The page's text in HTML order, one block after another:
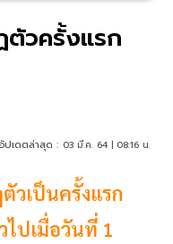
ตัวครั้งแรก
ปเดตล่าสุด : 03 มี.ค. 64 | 08:16 น.
วเป็นครั้งแรก
ปเมื่อวันที่ 1